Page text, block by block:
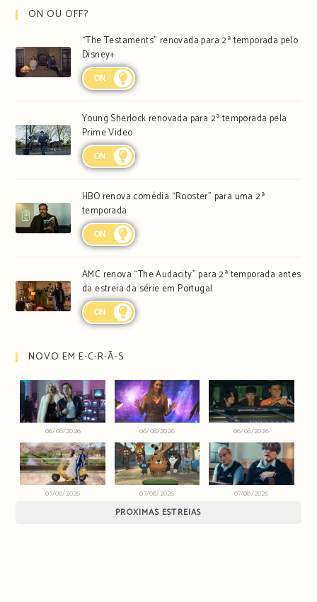
ON OU OFF?
“The Testaments” renovada para 2ª temporada pelo
Disney+
ON
Young Sherlock renovada para 2ª temporada pela
Prime Video
ON
HBO renova comédia “Rooster” para uma 2ª
temporada
ON
AMC renova “The Audacity” para 2ª temporada antes
da estreia da série em Portugal
ON
NOVO EM E∙C∙R∙Ã∙S
06/08/2026 06/08/2026 06/08/2026
07/08/2026 07/08/2026 07/08/2026
PRÓXIMAS ESTREIAS